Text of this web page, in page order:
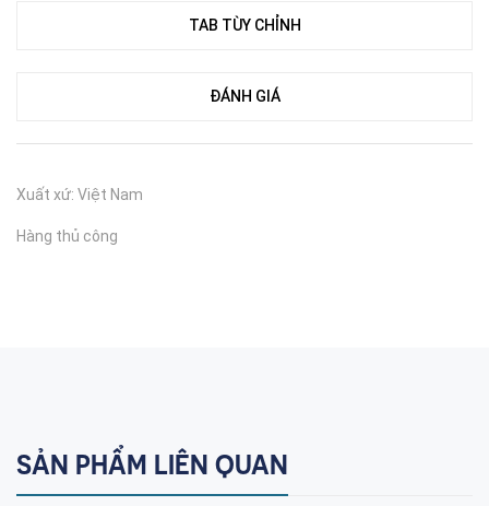
TAB TÙY CHỈNH
ĐÁNH GIÁ
Xuất xứ: Việt Nam
Hàng thủ công
SẢN PHẨM LIÊN QUAN